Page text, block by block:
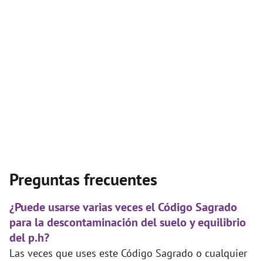
Preguntas frecuentes
¿Puede usarse varias veces el Código Sagrado
para la descontaminación del suelo y equilibrio
del p.h?
Las veces que uses este Código Sagrado o cualquier